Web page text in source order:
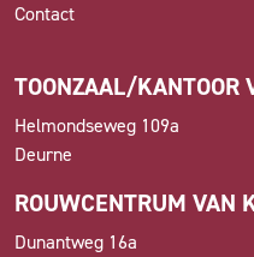
Contact
TOONZAAL/KANTOOR
Helmondseweg 109a
Deurne
ROUWCENTRUM VAN
Dunantweg 16a